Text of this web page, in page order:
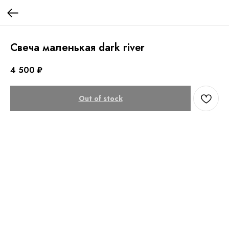
Свеча маленькая dark river
4 500 ₽
Out of stock